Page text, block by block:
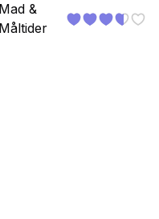
Mad &
Måltider